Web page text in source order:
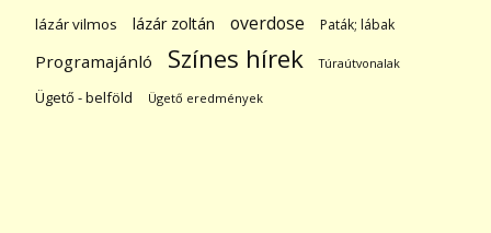
lázár vilmos lázár zoltán overdose Paták; lábak
Programajánló Színes hírek Túraútvonalak
Ügető - belföld Ügető eredmények